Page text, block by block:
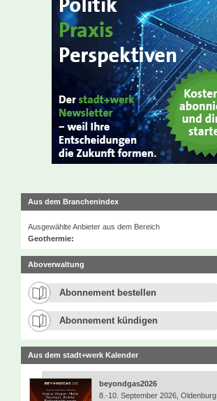
Aus dem Branchenindex
Ausgewählte Anbieter aus dem Bereich
Geothermie:
Aboverwaltung
Abonnement bestellen
Abonnement kündigen
Aus dem stadt+werk Kalender
beyondgas2026
8.-10. September 2026, Oldenburg